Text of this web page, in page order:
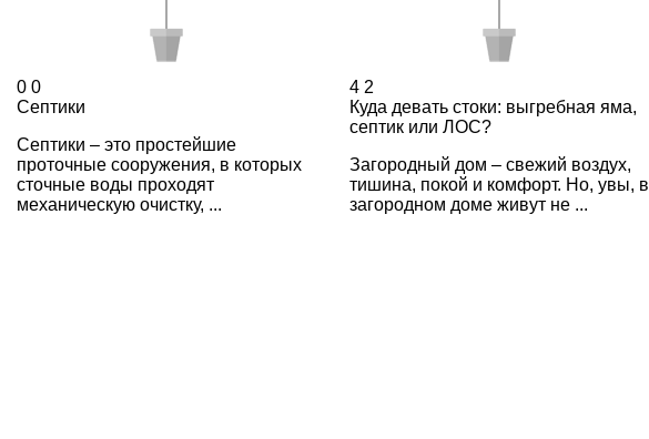
0 0
Септики
Септики – это простейшие
проточные сооружения, в которых
сточные воды проходят
механическую очистку, ...
4 2
Куда девать стоки: выгребная яма,
септик или ЛОС?
Загородный дом – свежий воздух,
тишина, покой и комфорт. Но, увы, в
загородном доме живут не ...